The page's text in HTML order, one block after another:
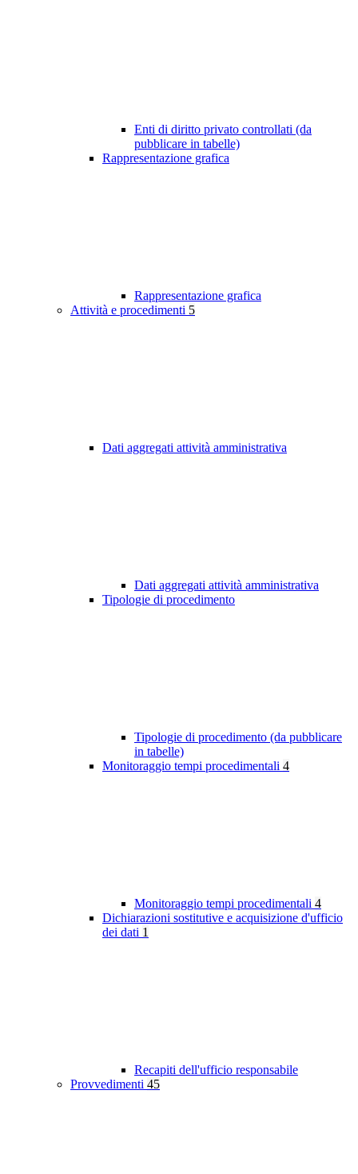
Enti di diritto privato controllati (da
pubblicare in tabelle)
Rappresentazione grafica
Rappresentazione grafica
Attività e procedimenti 5
Dati aggregati attività amministrativa
Dati aggregati attività amministrativa
Tipologie di procedimento
Tipologie di procedimento (da pubblicare
in tabelle)
Monitoraggio tempi procedimentali 4
Monitoraggio tempi procedimentali 4
Dichiarazioni sostitutive e acquisizione d'ufficio
dei dati 1
Recapiti dell'ufficio responsabile
Provvedimenti 45